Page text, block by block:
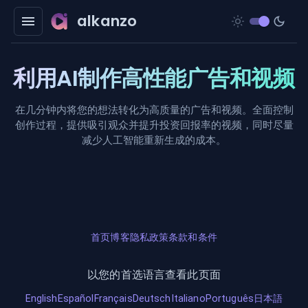
alkanzo
利用AI制作高性能广告和视频
在几分钟内将您的想法转化为高质量的广告和视频。全面控制
创作过程，提供吸引观众并提升投资回报率的视频，同时尽量
减少人工智能重新生成的成本。
首页博客隐私政策条款和条件
以您的首选语言查看此页面
English Español FrançaisDeutsch ItalianoPortuguês日本語